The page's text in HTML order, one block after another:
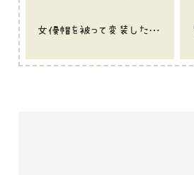
女優帽を被って変装した女優のひよこのイラスト